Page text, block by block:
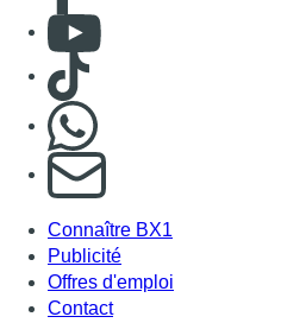
Mentions légales
Politique de cookies (UE)
Gérer les cookies